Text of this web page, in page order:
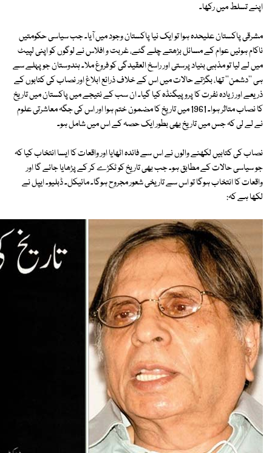
اپنے تسلط میں رکھا۔
مشرقی پاکستان علیحدہ ہوا تو ایک نیا پاکستان وجود میں آیا۔ جب سیاسی حکومتیں
ناکام ہوئیں عوام کے مسائل بڑھتے چلے گئے، غربت و افلاس نے لوگوں کو اپنی لپیٹ
میں لے لیا تو مذہبی بنیاد پرستی اور راسخ العقیدگی کو فروغ ملا۔ ہندوستان جو پہلے سے
ہی ''دشمن'' تھا، بگڑتے حالات میں اس کے خلاف ذرائع ابلاغ اور نصاب کی کتابوں کے
ذریعے اور زیادہ نفرت کا پروپیگنڈہ کیا گیا۔ ان سب کے نتیجے میں پاکستان میں تاریخ
کا نصاب متاثر ہوا۔ 1961 میں تاریخ کا مضمون ختم ہوا اور اس کی جگہ معاشرتی علوم
نے لے لی کہ جس میں تاریخ بھی بطور ایک حصہ کے اس میں شامل ہو۔
نصاب کی کتابیں لکھنے والوں نے اس سے فائدہ اٹھایا اور واقعات کا ایسا انتخاب کیا کہ
جو سیاسی حالات کے مطابق ہو۔ جب بھی تاریخ کو ٹکڑے کر کے پڑھایا جائے گا اور
واقعات کا انتخاب ہوگا تو اس سے تاریخی شعور مجروح ہوگا۔ مائیکل۔ ڈبلیو۔ ایپل نے
لکھا ہے کہ: